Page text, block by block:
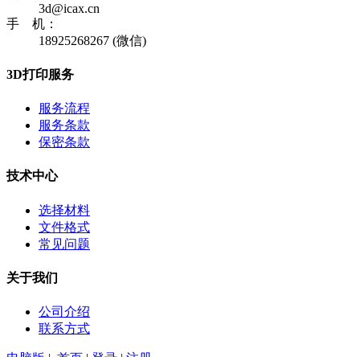
3d@icax.cn
手 机：
18925268267 (微信)
3D打印服务
服务流程
服务条款
保密条款
技术中心
选择材料
文件格式
常见问题
关于我们
公司介绍
联系方式